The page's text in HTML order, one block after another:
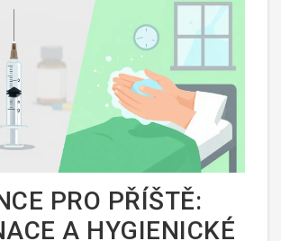
PRO PŘÍŠTĚ:
A HYGIENICKÉ